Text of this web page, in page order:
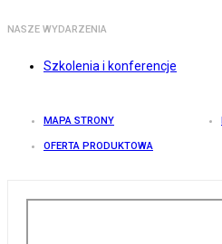
NASZE WYDARZENIA
Szkolenia i konferencje
MAPA STRONY
OFERTA PRODUKTOWA